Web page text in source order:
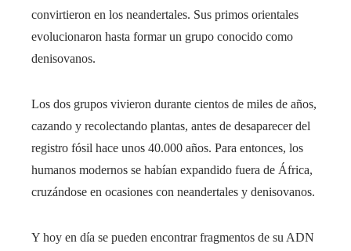
convirtieron en los neandertales. Sus primos orientales
evolucionaron hasta formar un grupo conocido como
denisovanos.
Los dos grupos vivieron durante cientos de miles de años,
cazando y recolectando plantas, antes de desaparecer del
registro fósil hace unos 40.000 años. Para entonces, los
humanos modernos se habían expandido fuera de África,
cruzándose en ocasiones con neandertales y denisovanos.
Y hoy en día se pueden encontrar fragmentos de su ADN